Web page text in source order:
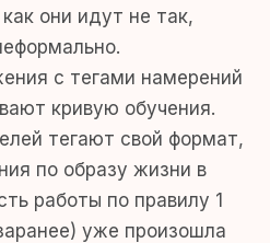
они идут не так,
с тегами намерений
кривую обучения.
тегают свой формат,
по образу жизни в
работы по правилу 1
уже произошла